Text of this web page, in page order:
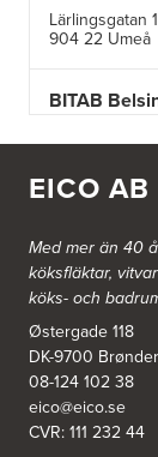
Lärlingsgatan
904 22 Umeå
BITAB
Dalsäng 2,
Tel.:0152-30277
BSA Kök &
431 53
Ballingslöv
187 66 Täby
Tel.:0046-
EICO AB
Med mer än 40
köksfläktar,
köks- och
Østergade 118
DK-9700
08-124 102 38
eico@eico.se
CVR: 111 232 44